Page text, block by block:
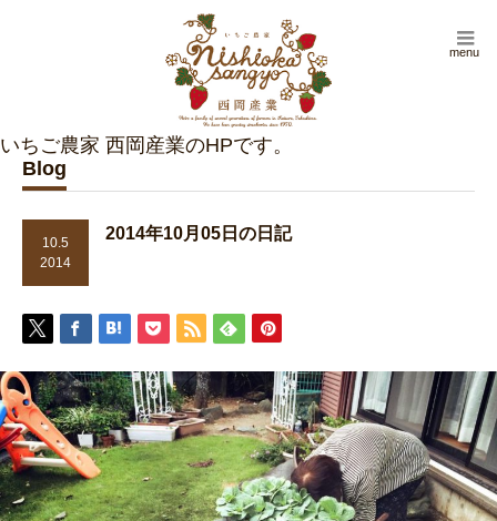
menu
Blog
10.5
2014
2014年10月05日の日記